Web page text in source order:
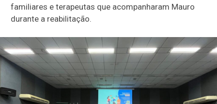
familiares e terapeutas que acompanharam Mauro
durante a reabilitação.